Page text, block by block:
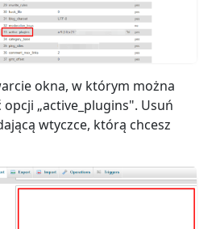
okna, w którym można
„active_plugins". Usuń
wtyczce, którą chcesz